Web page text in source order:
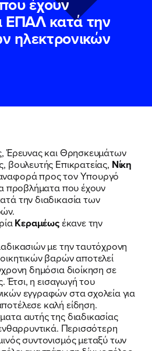
ΕΠΑΛ κατά την
ηλεκτρονικών
Έρευνας και Θρησκευμάτων
βουλευτής Επικρατείας, Νίκη
προς τον Υπουργό
προβλήματα που έχουν
την διαδικασία των
Κεραμέωςέκανε την
με την ταυτόχρονη
βαρών αποτελεί
δημόσια διοίκηση σε
Έτσι, η εισαγωγή του
εγγραφών στα σχολεία για
καλή είδηση.
αυτής της διαδικασίας
Περισσότερη
συντονισμός μεταξύ των
δικτυακού τόπου του
της Βουλευτού
δικτυακού τόπου του
της Βουλευτού